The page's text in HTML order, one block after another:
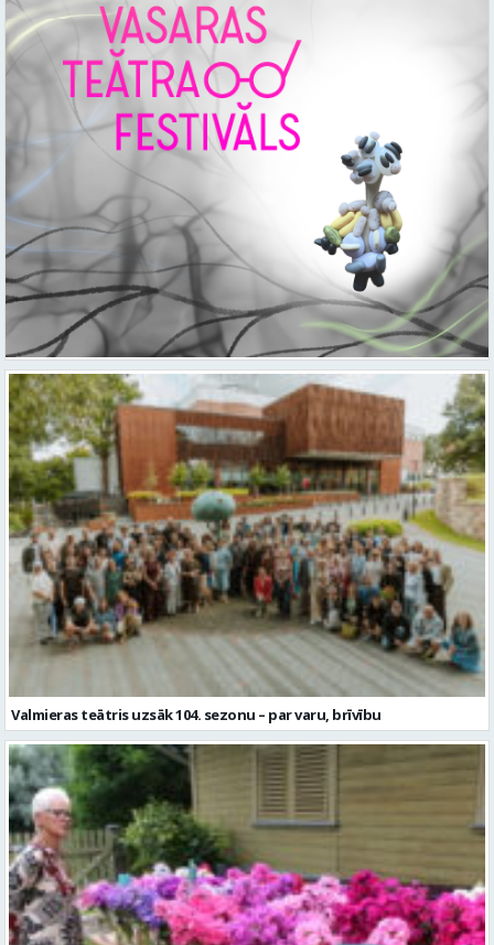
Valmieras teātris uzsāk 104. sezonu – par varu, brīvību